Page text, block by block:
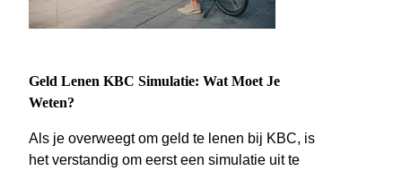
Geld Lenen KBC Simulatie: Wat Moet Je
Weten?
Als je overweegt om geld te lenen bij KBC, is
het verstandig om eerst een simulatie uit te